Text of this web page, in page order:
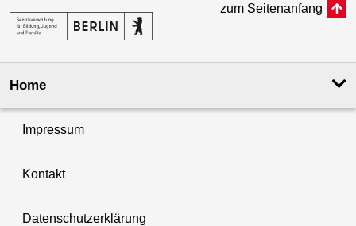
zum Seitenanfang
Home
Impressum
Kontakt
Datenschutzerklärung